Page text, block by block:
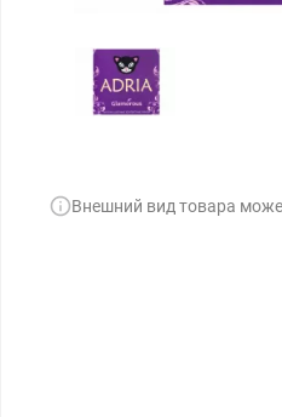
Внешний вид товара